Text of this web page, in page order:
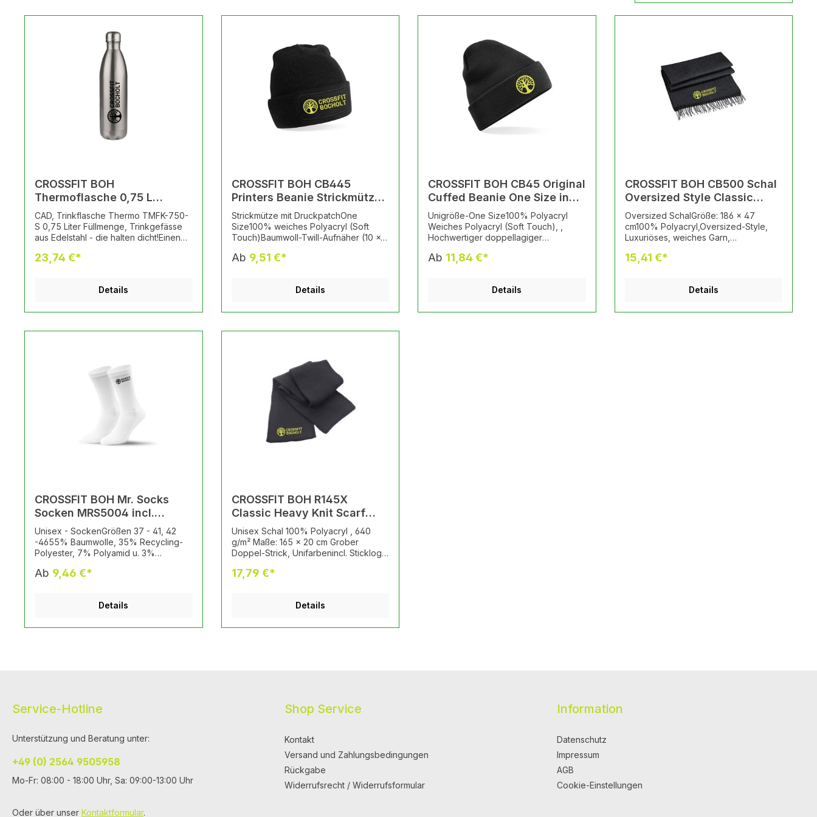
CROSSFIT BOH
Thermoflasche 0,75 L
TRINKFLASCHE Thermo incl.
Logo
CAD, Trinkflasche Thermo TMFK-750-
S 0,75 Liter Füllmenge, Trinkgefässe
aus Edelstahl - die halten dicht!Einen
diese bedruckbare Thermoflasche für
lange heiß und Kaltes lange kalt. incl.
23,74 €*
Details
CROSSFIT BOH CB445
Printers Beanie Strickmütze
incl. Logodruck
Strickmütze mit DruckpatchOne
Size100% weiches Polyacryl (Soft
Touch)Baumwoll-Twill-Aufnäher (10 x 5
Strickincl. Drucklogo Motiv original
Ab 9,51 €*
Details
CROSSFIT BOH CB45 Original
Cuffed Beanie One Size incl.
Sticklogo
Unigröße-One Size100% Polyacryl
Weiches Polyacryl (Soft Touch), ,
Hochwertiger doppellagiger
Veredlungincl. Sticklogo Motiv
Ab 11,84 €*
Details
CROSSFIT BOH CB500 Schal
Oversized Style Classic
Woven Scarf incl. Logo
Oversized SchalGröße: 186 x 47
cm100% Polyacryl,Oversized-Style,
Luxuriöses, weiches Garn,
Handwäscheincl. Logo eingestickt
15,41 €*
Details
CROSSFIT BOH Mr. Socks
Socken MRS5004 incl.
Logodruck Sulbi
Unisex - SockenGrößen 37 - 41, 42
-4655% Baumwolle, 35% Recycling-
Polyester, 7% Polyamid u. 3%
ideal für die Freizeit, sondern auch für
Socken einen hohen Tragekomfort,
ob auf dem Tennisplatz oder im Alltag.
Ab 9,46 €*
Details
CROSSFIT BOH R145X
Classic Heavy Knit Scarf
Strickware incl. Logo
eingestickt
Unisex Schal 100% Polyacryl , 640
g/m² Maße: 165 x 20 cm Grober
Doppel-Strick, Unifarbenincl. Sticklogo
17,79 €*
Details
Service-Hotline
Unterstützung und Beratung unter:
+49 (0) 2564 9505958
Mo-Fr: 08:00 - 18:00 Uhr, Sa: 09:00-13:00 Uhr
Oder über unser Kontaktformular.
Shop Service
Kontakt
Versand und Zahlungsbedingungen
Rückgabe
Widerrufsrecht / Widerrufsformular
Information
Datenschutz
Impressum
AGB
Cookie-Einstellungen